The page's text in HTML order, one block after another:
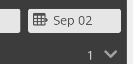
Sep 02
1